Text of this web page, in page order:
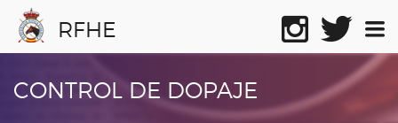
RFHE
CONTROL DE DOPAJE